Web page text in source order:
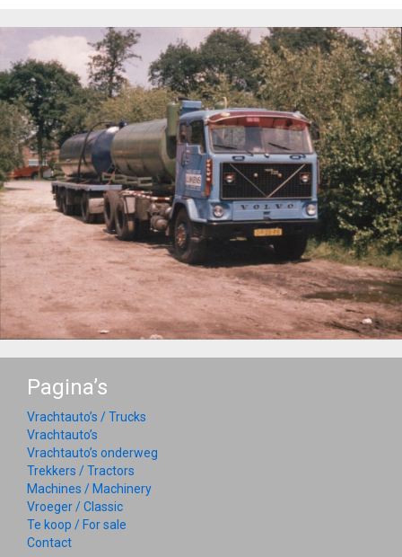
Pagina’s
Vrachtauto’s / Trucks
Vrachtauto’s
Vrachtauto’s onderweg
Trekkers / Tractors
Machines / Machinery
Vroeger / Classic
Te koop / For sale
Contact